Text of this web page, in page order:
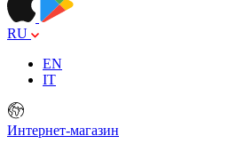
RU
EN
IT
Интернет-магазин